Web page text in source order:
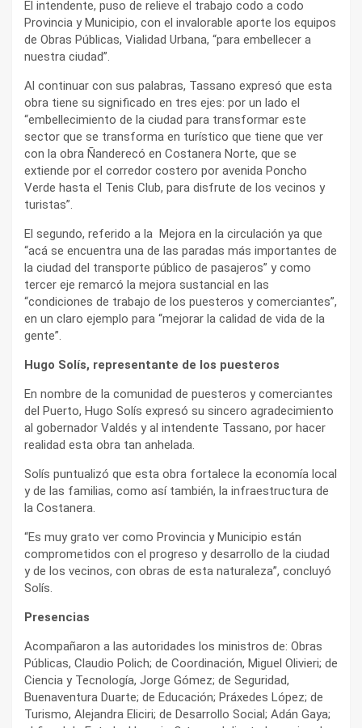
El intendente, puso de relieve el trabajo codo a codo
Provincia y Municipio, con el invalorable aporte los equipos
de Obras Públicas, Vialidad Urbana, “para embellecer a
nuestra ciudad”.
Al continuar con sus palabras, Tassano expresó que esta
obra tiene su significado en tres ejes: por un lado el
“embellecimiento de la ciudad para transformar este
sector que se transforma en turístico que tiene que ver
con la obra Ñanderecó en Costanera Norte, que se
extiende por el corredor costero por avenida Poncho
Verde hasta el Tenis Club, para disfrute de los vecinos y
turistas”.
El segundo, referido a la Mejora en la circulación ya que
“acá se encuentra una de las paradas más importantes de
la ciudad del transporte público de pasajeros” y como
tercer eje remarcó la mejora sustancial en las
“condiciones de trabajo de los puesteros y comerciantes”,
en un claro ejemplo para “mejorar la calidad de vida de la
gente”.
Hugo Solís, representante de los puesteros
En nombre de la comunidad de puesteros y comerciantes
del Puerto, Hugo Solís expresó su sincero agradecimiento
al gobernador Valdés y al intendente Tassano, por hacer
realidad esta obra tan anhelada.
Solís puntualizó que esta obra fortalece la economía local
y de las familias, como así también, la infraestructura de
la Costanera.
“Es muy grato ver como Provincia y Municipio están
comprometidos con el progreso y desarrollo de la ciudad
y de los vecinos, con obras de esta naturaleza”, concluyó
Solís.
Presencias
Acompañaron a las autoridades los ministros de: Obras
Públicas, Claudio Polich; de Coordinación, Miguel Olivieri; de
Ciencia y Tecnología, Jorge Gómez; de Seguridad,
Buenaventura Duarte; de Educación; Práxedes López; de
Turismo, Alejandra Eliciri; de Desarrollo Social; Adán Gaya;